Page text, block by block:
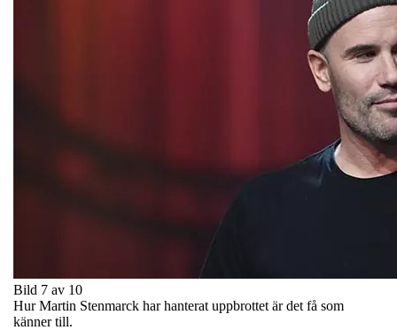
Bild 7 av 10
Hur Martin Stenmarck har hanterat uppbrottet är det få som
känner till.